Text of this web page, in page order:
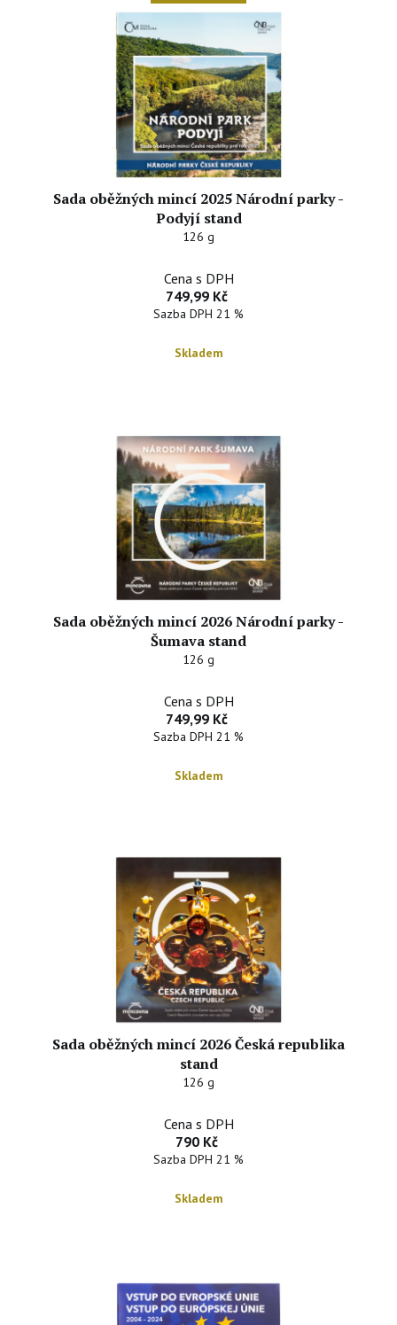
Sada oběžných mincí 2025 Národní parky -
Podyjí stand
126 g
Cena s DPH
749,99 Kč
Sazba DPH 21 %
Skladem
Sada oběžných mincí 2026 Národní parky -
Šumava stand
126 g
Cena s DPH
749,99 Kč
Sazba DPH 21 %
Skladem
Sada oběžných mincí 2026 Česká republika
stand
126 g
Cena s DPH
790 Kč
Sazba DPH 21 %
Skladem